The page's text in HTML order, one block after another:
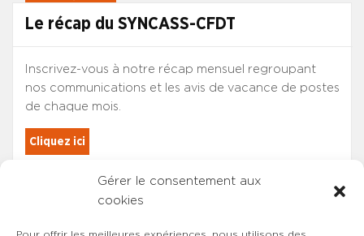
Gérer le consentement aux
cookies
Le récap du SYNCASS-CFDT
Inscrivez-vous à notre récap mensuel regroupant
nos communications et les avis de vacance de postes
de chaque mois.
Cliquez ici
Les adhérents du SYNCASS-CFDT
sont automatiquement inscrits.